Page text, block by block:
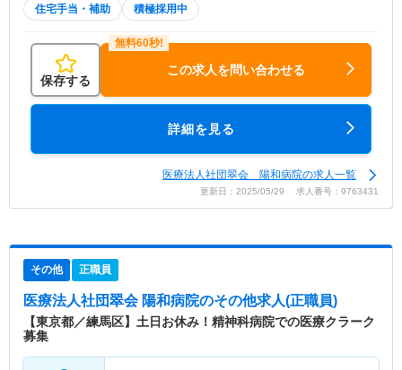
住宅手当・補助 積極採用中
保存する
この求人を問い合わせる
詳細を見る
医療法人社団翠会 陽和病院の求人一覧
更新日：2025/05/29 求人番号：9763431
その他 正職員
医療法人社団翠会 陽和病院のその他求人(正職員)
【東京都／練馬区】土日お休み！精神科病院での医療クラーク
募集